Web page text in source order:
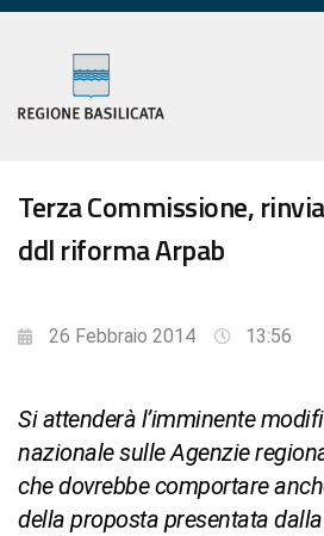
Terza Commissione,
ddl riforma Arpab
26 Febbraio 2014 13:56
Si attenderà l’imminente
nazionale sulle Agenzie
che dovrebbe comportare
della proposta presentata